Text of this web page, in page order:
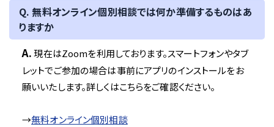
Q. 無料オンライン個別相談では何か準備するものはあ
りますか
A.現在はZoomを利用しております。スマートフォンやタブ
レットでご参加の場合は事前にアプリのインストールをお
願いいたします。詳しくはこちらをご確認ください。
→無料オンライン個別相談